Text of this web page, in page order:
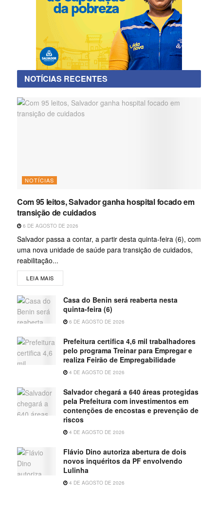
NOTÍCIAS RECENTES
NOTÍCIAS
Com 95 leitos, Salvador ganha hospital focado em
transição de cuidados
6 DE AGOSTO DE 2026
Salvador passa a contar, a partir desta quinta-feira (6), com
uma nova unidade de saúde para transição de cuidados,
reabilitação...
LEIA MAIS
Casa do Benin será reaberta nesta
quinta-feira (6)
6 DE AGOSTO DE 2026
Prefeitura certifica 4,6 mil trabalhadores
pelo programa Treinar para Empregar e
realiza Feirão de Empregabilidade
4 DE AGOSTO DE 2026
Salvador chegará a 640 áreas protegidas
pela Prefeitura com investimentos em
contenções de encostas e prevenção de
riscos
4 DE AGOSTO DE 2026
Flávio Dino autoriza abertura de dois
novos inquéritos da PF envolvendo
Lulinha
4 DE AGOSTO DE 2026